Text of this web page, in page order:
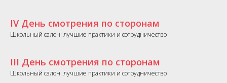
IV День смотрения по сторонам
Школьный салон: лучшие практики и сотрудничество
III День смотрения по сторонам
Школьный салон: лучшие практики и сотрудничество